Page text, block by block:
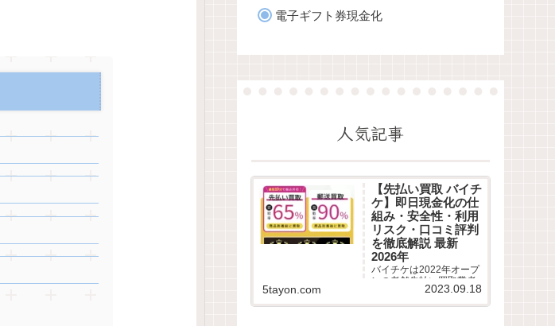
電子ギフト券現金化
人気記事
【先払い買取 バイチ
ケ】即日現金化の仕
組み・安全性・利用
リスク・口コミ評判
を徹底解説 最新
2026年
バイチケは2022年オープ
ンの老舗先払い買取業者
です。最短10分即日現金
5tayon.com 2023.09.18